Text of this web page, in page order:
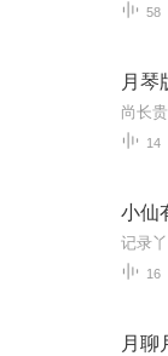
58
月琴
尚长
14
小仙
记录
16
月聊